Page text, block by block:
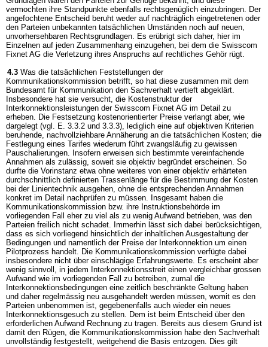
vermochten ihre Standpunkte ebenfalls rechtsgenüglich einzubringen. Der
angefochtene Entscheid beruht weder auf nachträglich eingetretenen oder
den Parteien unbekannten tatsächlichen Umständen noch auf neuen,
unvorhersehbaren Rechtsgrundlagen. Es erübrigt sich daher, hier im
Einzelnen auf jeden Zusammenhang einzugehen, bei dem die Swisscom
Fixnet AG die Verletzung ihres Anspruchs auf rechtliches Gehör rügt.
4.3 Was die tatsächlichen Feststellungen der
Kommunikationskommission betrifft, so hat diese zusammen mit dem
Bundesamt für Kommunikation den Sachverhalt vertieft abgeklärt.
Insbesondere hat sie versucht, die Kostenstruktur der
Interkonnektionsleistungen der Swisscom Fixnet AG im Detail zu
erheben. Die Festsetzung kostenorientierter Preise verlangt aber, wie
dargelegt (vgl. E. 3.3.2 und 3.3.3), lediglich eine auf objektiven Kriterien
beruhende, nachvollziehbare Annäherung an die tatsächlichen Kosten; die
Festlegung eines Tarifes wiederum führt zwangsläufig zu gewissen
Pauschalierungen. Insofern erweisen sich bestimmte vereinfachende
Annahmen als zulässig, soweit sie objektiv begründet erscheinen. So
durfte die Vorinstanz etwa ohne weiteres von einer objektiv erhärteten
durchschnittlich definierten Trassenlänge für die Bestimmung der Kosten
bei der Linientechnik ausgehen, ohne die entsprechenden Annahmen
konkret im Detail nachprüfen zu müssen. Insgesamt haben die
Kommunikationskommission bzw. ihre Instruktionsbehörde im
vorliegenden Fall eher zu viel als zu wenig Aufwand betrieben, was den
Parteien freilich nicht schadet. Immerhin lässt sich dabei berücksichtigen,
dass es sich vorliegend hinsichtlich der inhaltlichen Ausgestaltung der
Bedingungen und namentlich der Preise der Interkonnektion um einen
Pilotprozess handelt. Die Kommunikationskommission verfügte dabei
insbesondere nicht über einschlägige Erfahrungswerte. Es erscheint aber
wenig sinnvoll, in jedem Interkonnektionsstreit einen vergleichbar grossen
Aufwand wie im vorliegenden Fall zu betreiben, zumal die
Interkonnektionsbedingungen eine zeitlich beschränkte Geltung haben
und daher regelmässig neu ausgehandelt werden müssen, womit es den
Parteien unbenommen ist, gegebenenfalls auch wieder ein neues
Interkonnektionsgesuch zu stellen. Dem ist beim Entscheid über den
erforderlichen Aufwand Rechnung zu tragen. Bereits aus diesem Grund ist
damit den Rügen, die Kommunikationskommission habe den Sachverhalt
unvollständig festgestellt, weitgehend die Basis entzogen. Dies gilt